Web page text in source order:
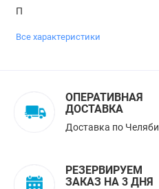
П
Все характеристики
ОПЕРАТИВНАЯ
ДОСТАВКА
Доставка по
РЕЗЕРВИРУЕМ
ЗАКАЗ НА 3 ДНЯ